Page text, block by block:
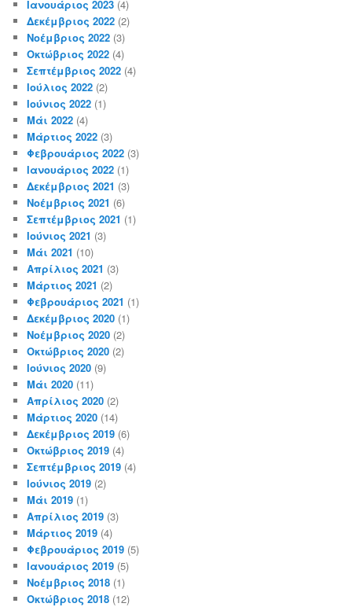
Ιανουάριος 2023 (4)
Δεκέμβριος 2022 (2)
Νοέμβριος 2022 (3)
Οκτώβριος 2022 (4)
Σεπτέμβριος 2022 (4)
Ιούλιος 2022 (2)
Ιούνιος 2022 (1)
Μάι 2022 (4)
Μάρτιος 2022 (3)
Φεβρουάριος 2022 (3)
Ιανουάριος 2022 (1)
Δεκέμβριος 2021 (3)
Νοέμβριος 2021 (6)
Σεπτέμβριος 2021 (1)
Ιούνιος 2021 (3)
Μάι 2021 (10)
Απρίλιος 2021 (3)
Μάρτιος 2021 (2)
Φεβρουάριος 2021 (1)
Δεκέμβριος 2020 (1)
Νοέμβριος 2020 (2)
Οκτώβριος 2020 (2)
Ιούνιος 2020 (9)
Μάι 2020 (11)
Απρίλιος 2020 (2)
Μάρτιος 2020 (14)
Δεκέμβριος 2019 (6)
Οκτώβριος 2019 (4)
Σεπτέμβριος 2019 (4)
Ιούνιος 2019 (2)
Μάι 2019 (1)
Απρίλιος 2019 (3)
Μάρτιος 2019 (4)
Φεβρουάριος 2019 (5)
Ιανουάριος 2019 (5)
Νοέμβριος 2018 (1)
Οκτώβριος 2018 (12)